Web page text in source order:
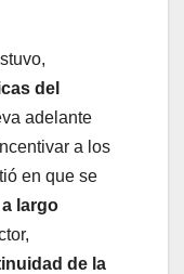
del
adelante
a los
en que se
largo
de la